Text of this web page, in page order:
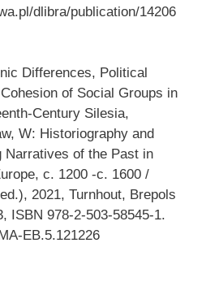
dlibra/publication/14206
Differences, Political
of Social Groups in
Century Silesia,
W: Historiography and
Narratives of the Past in
c. 1200 -c. 1600 /
2021, Turnhout, Brepols
ISBN 978-2-503-58545-1.
EB.5.121226